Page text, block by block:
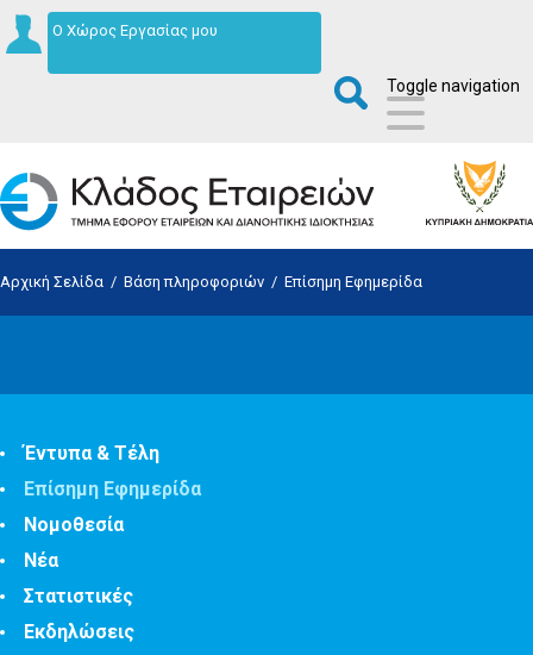
Ο Χώρος Εργασίας μου
Toggle navigation
Αρχική Σελίδα / Βάση πληροφοριών / Επίσημη Εφημερίδα
Έντυπα & Τέλη
Επίσημη Εφημερίδα
Νομοθεσία
Νέα
Στατιστικές
Εκδηλώσεις